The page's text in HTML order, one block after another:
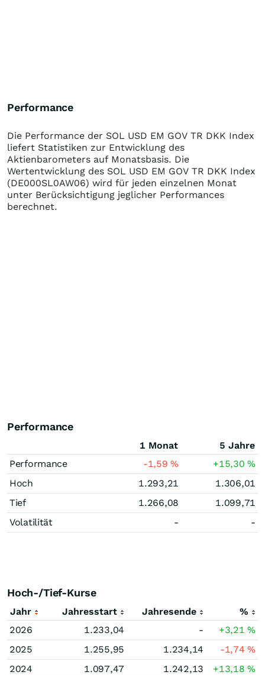
Performance
Die Performance der SOL USD EM GOV TR DKK Index
liefert Statistiken zur Entwicklung des
Aktienbarometers auf Monatsbasis. Die
Wertentwicklung des SOL USD EM GOV TR DKK Index
(DE000SL0AW06) wird für jeden einzelnen Monat
unter Berücksichtigung jeglicher Performances
berechnet.
Performance
1 Monat
5 Jahre
Performance
-1,59% +15,30%
Hoch
1.293,21
1.306,01
Tief
1.266,08
1.099,71
Volatilität
- -
Hoch-/Tief-Kurse
Jahr Jahresstart Jahresende
%
2026
1.233,04 - +3,21%
2025
1.255,95 1.234,14 -1,74%
2024
1.097,47 1.242,13 +13,18%